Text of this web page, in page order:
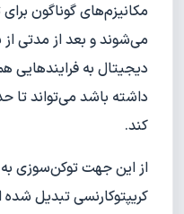
مکانیزم‌های گوناگون
می‌شوند و بعد از مدتی از
دیجیتال به
داشته باشد می‌تواند تا
کند.
از این جهت توکن‌سوزی
کریپتوکارنسی تبدیل